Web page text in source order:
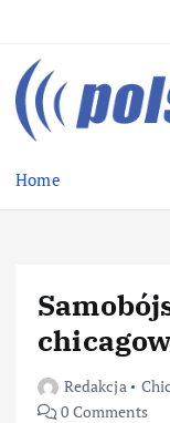
Home
Redakcja
0 Comments